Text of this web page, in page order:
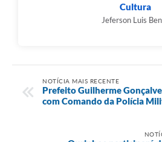
Cultura
Jeferson Luis
NOTÍCIA MAIS RECENTE
Prefeito Guilherme
com Comando da Polícia